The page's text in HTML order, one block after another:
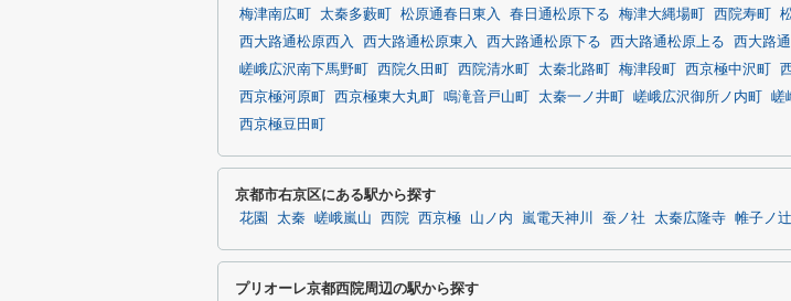
梅津南広町 太秦多藪町 松原通春日東入 春日通松原下る 梅津大縄場町 西院寿町
西大路通松原西入
西大路通松原東入 西大路通松原下る 西大路通松原上る 西大路
嵯峨広沢南下馬野町
西院久田町 西院清水町 太秦北路町 梅津段町 西京極中沢町
西京極河原町
西京極東大丸町 鳴滝音戸山町 太秦一ノ井町 嵯峨広沢御所ノ内町 嵯
西京極豆田町
京都市右京区にある駅から探す
花園 太秦 嵯峨嵐山 西院 西京極 山ノ内 嵐電天神川 蚕ノ社 太秦広隆寺 帷子ノ辻
プリオーレ京都西院周辺の駅から探す